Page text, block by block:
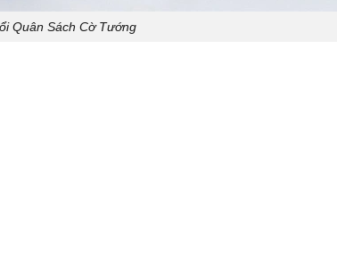
Quân Sách Cờ Tướng